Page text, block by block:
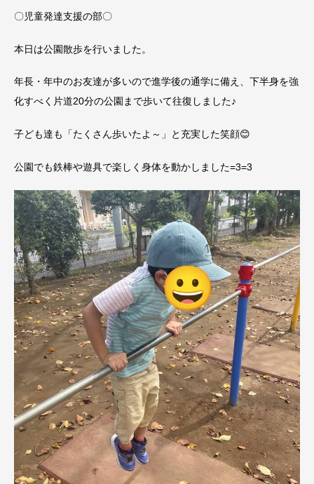
〇児童発達支援の部〇
本日は公園散歩を行いました。
年長・年中のお友達が多いので進学後の通学に備え、下半身を強
化すべく片道20分の公園まで歩いて往復しました♪
子ども達も「たくさん歩いたよ～」と充実した笑顔😊
公園でも鉄棒や遊具で楽しく身体を動かしました=3=3